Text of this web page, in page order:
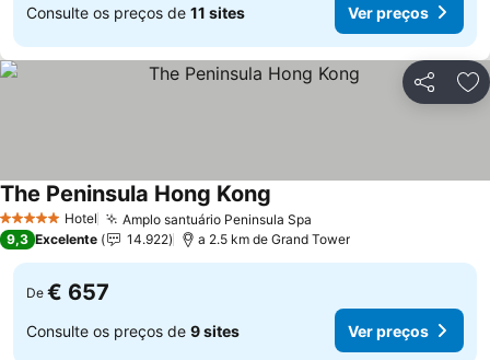
Consulte os preços de 11 sites Ver preços
Partilhar
5 Estrelas Hotel Amplo santuário Peninsula Spa
The Peninsula Hong Kong
9,3 Excelente 14.922 a 2.5 km de Grand Tower
De € 657
Consulte os preços de 9 sites Ver preços